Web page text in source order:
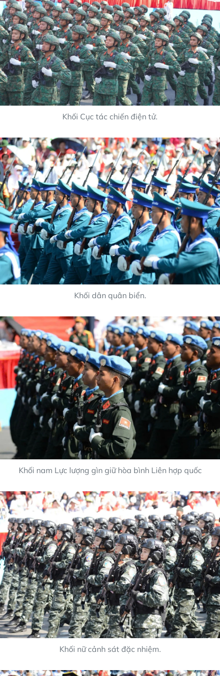
Khối Cục tác chiến điện tử.
Khối dân quân biển.
Khối nam Lực lượng gìn giữ hòa bình Liên hợp quốc
Khối nữ cảnh sát đặc nhiệm.